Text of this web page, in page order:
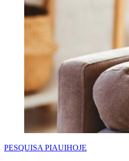
PESQUISA PIAUIHOJE